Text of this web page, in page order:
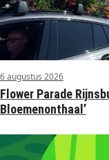
6 augustus 2026
Flower Parade
Bloemenonthaal’